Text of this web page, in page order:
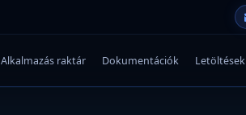
Alkalmazás raktár Dokumentációk Letöltések